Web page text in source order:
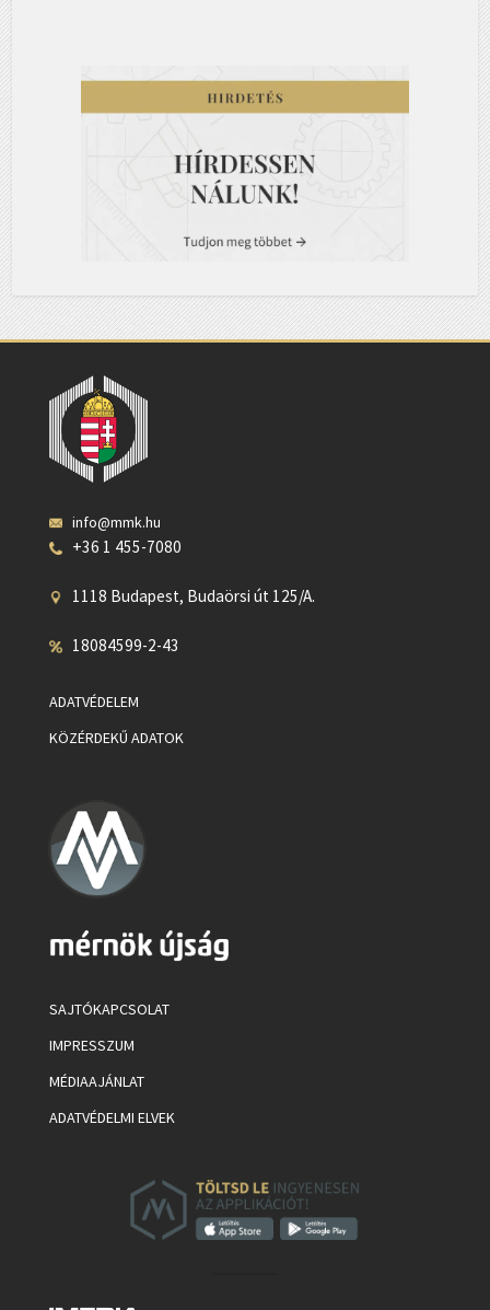
info@mmk.hu
+36 1 455-7080
1118 Budapest, Budaörsi út 125/A.
18084599-2-43
ADATVÉDELEM
KÖZÉRDEKŰ ADATOK
SAJTÓKAPCSOLAT
IMPRESSZUM
MÉDIAAJÁNLAT
ADATVÉDELMI ELVEK